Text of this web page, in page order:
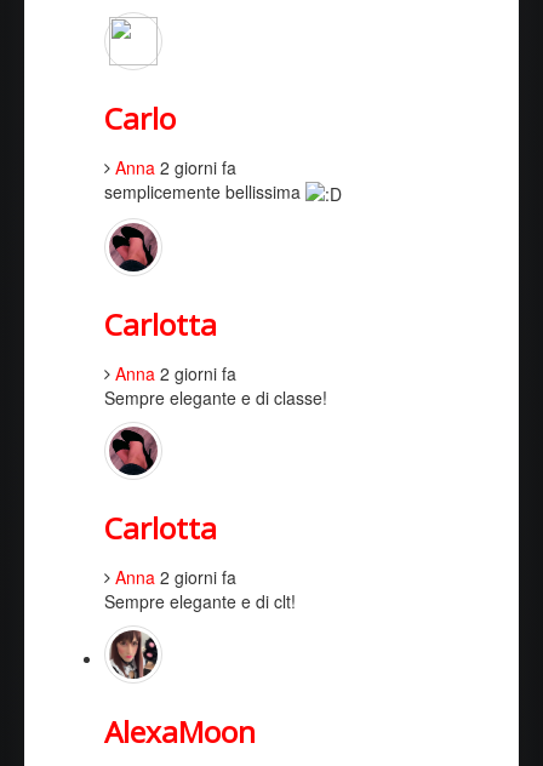
Carlo
Anna 2 giorni fa
semplicemente bellissima
Carlotta
Anna 2 giorni fa
Sempre elegante e di classe!
Carlotta
Anna 2 giorni fa
Sempre elegante e di clt!
AlexaMoon